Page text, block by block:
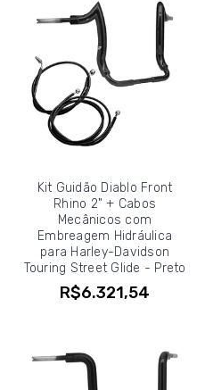
Kit Guidão Diablo Front
Rhino 2" + Cabos
Mecânicos com
Embreagem Hidráulica
para Harley-Davidson
Touring Street Glide - Preto
R$6.321,54